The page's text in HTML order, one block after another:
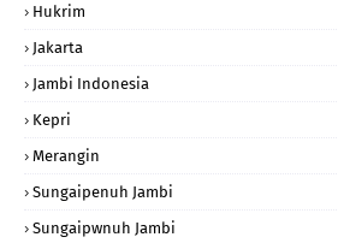
Hukrim
Jakarta
Jambi Indonesia
Kepri
Merangin
Sungaipenuh Jambi
Sungaipwnuh Jambi